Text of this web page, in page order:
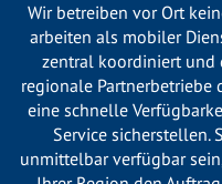
Wir betreiben vor Ort
arbeiten als mobiler
zentral koordiniert und
regionale Partnerbetriebe
eine schnelle
Service sicherstellen.
unmittelbar verfügbar